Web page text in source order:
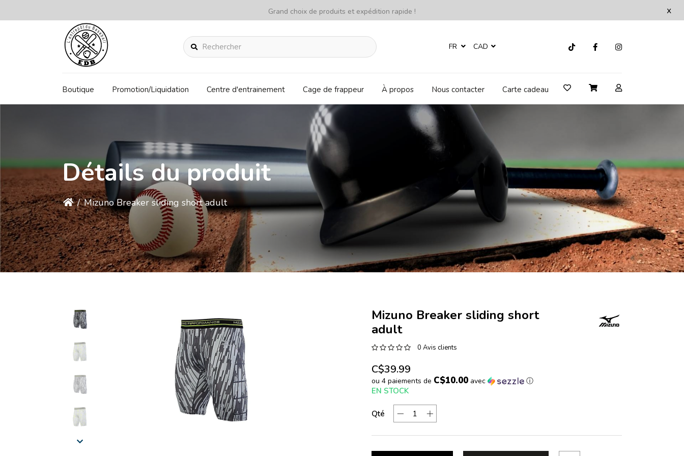
x
Grand choix de produits et expédition rapide !
Rechercher FR CAD
Boutique Promotion/Liquidation Centre d'entrainement Cage de frappeur À propos Nous contacter Carte cadeau
Détails du produit
/ Mizuno Breaker sliding short adult
Mizuno Breaker sliding short
adult
0 Avis clients
C$39.99
ou 4 paiements de C$10.00avec ⓘ
EN STOCK
Qté